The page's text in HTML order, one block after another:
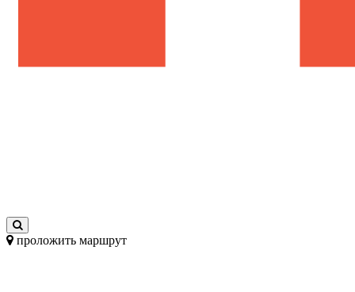
проложить маршрут